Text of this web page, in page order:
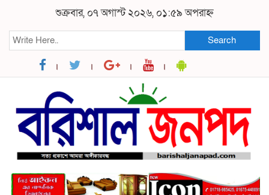
শুক্রবার, ০৭ অগাস্ট ২০২৬, ০১:৫৯ অপরাহ্ন
Search